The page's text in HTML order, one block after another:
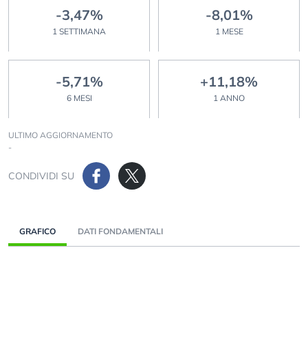
-3,47%
1 SETTIMANA
-8,01%
1 MESE
-5,71%
6 MESI
+11,18%
1 ANNO
ULTIMO AGGIORNAMENTO
-
CONDIVIDI SU
GRAFICO DATI FONDAMENTALI